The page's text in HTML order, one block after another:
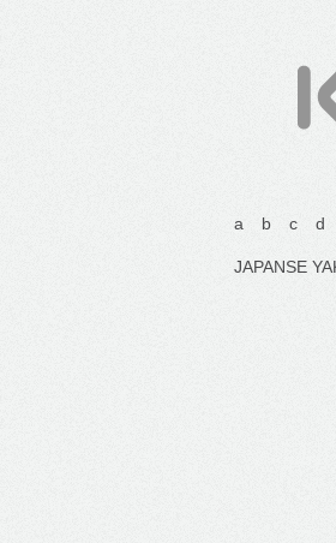
a b c d
JAPANSE